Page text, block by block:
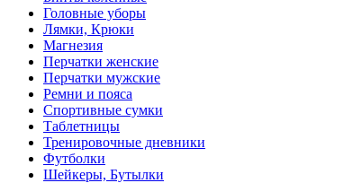
Головные уборы
Лямки, Крюки
Магнезия
Перчатки женские
Перчатки мужские
Ремни и пояса
Спортивные сумки
Таблетницы
Тренировочные дневники
Футболки
Шейкеры, Бутылки